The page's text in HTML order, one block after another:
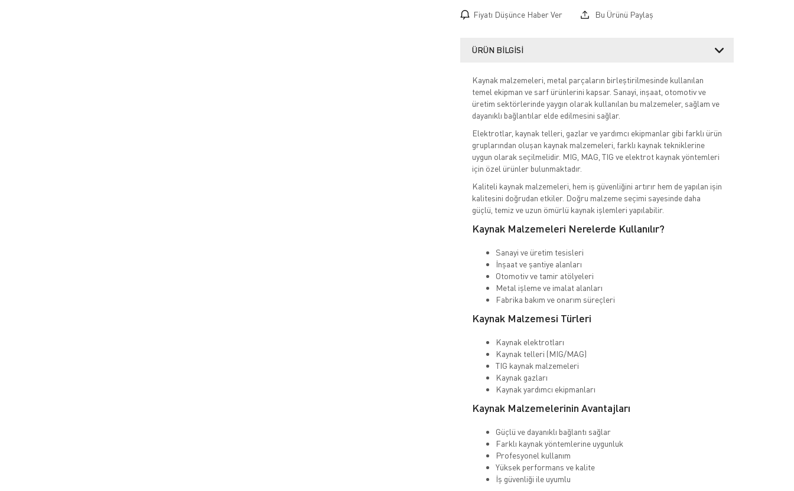
Fiyatı Düşünce Haber Ver Bu Ürünü Paylaş
ÜRÜN BILGISI
Kaynak malzemeleri, metal parçaların birleştirilmesinde kullanılan
temel ekipman ve sarf ürünlerini kapsar. Sanayi, inşaat, otomotiv ve
üretim sektörlerinde yaygın olarak kullanılan bu malzemeler, sağlam ve
dayanıklı bağlantılar elde edilmesini sağlar.
Elektrotlar, kaynak telleri, gazlar ve yardımcı ekipmanlar gibi farklı ürün
gruplarından oluşan kaynak malzemeleri, farklı kaynak tekniklerine
uygun olarak seçilmelidir. MIG, MAG, TIG ve elektrot kaynak yöntemleri
için özel ürünler bulunmaktadır.
Kaliteli kaynak malzemeleri, hem iş güvenliğini artırır hem de yapılan işin
kalitesini doğrudan etkiler. Doğru malzeme seçimi sayesinde daha
güçlü, temiz ve uzun ömürlü kaynak işlemleri yapılabilir.
Kaynak Malzemeleri Nerelerde Kullanılır?
Sanayi ve üretim tesisleri
İnşaat ve şantiye alanları
Otomotiv ve tamir atölyeleri
Metal işleme ve imalat alanları
Fabrika bakım ve onarım süreçleri
Kaynak Malzemesi Türleri
Kaynak elektrotları
Kaynak telleri (MIG/MAG)
TIG kaynak malzemeleri
Kaynak gazları
Kaynak yardımcı ekipmanları
Kaynak Malzemelerinin Avantajları
Güçlü ve dayanıklı bağlantı sağlar
Farklı kaynak yöntemlerine uygunluk
Profesyonel kullanım
Yüksek performans ve kalite
İş güvenliği ile uyumlu